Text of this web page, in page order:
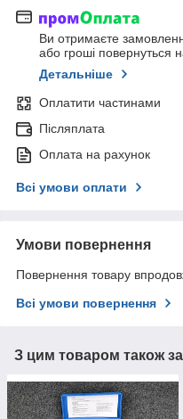
Ви отримаєте
або гроші повернуться
Детальніше
Оплатити частинами
Післяплата
Оплата на рахунок
Всі умови оплати
Умови повернення
Повернення товару
Всі умови повернення
З цим товаром також